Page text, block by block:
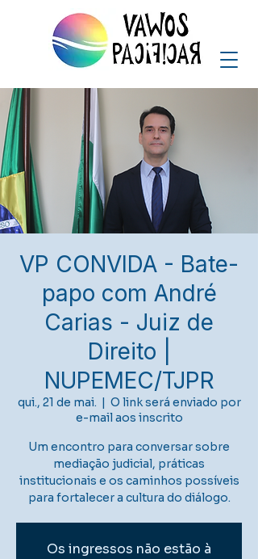
VP CONVIDA - Bate-
papo com André
Carias - Juiz de
Direito |
NUPEMEC/TJPR
qui., 21 de mai.
  |
O link será enviado por
e-mail aos inscrito
Um encontro para conversar sobre
mediação judicial, práticas
institucionais e os caminhos possíveis
para fortalecer a cultura do diálogo.
Os ingressos não estão à